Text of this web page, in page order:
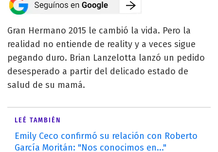
Gran Hermano 2015 le cambió la vida. Pero la
realidad no entiende de reality y a veces sigue
pegando duro. Brian Lanzelotta lanzó un pedido
desesperado a partir del delicado estado de
salud de su mamá.
LEÉ TAMBIÉN
Emily Ceco confirmó su relación con Roberto
García Moritán: "Nos conocimos en..."